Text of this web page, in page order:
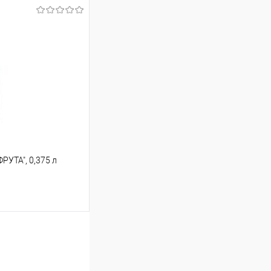
0,375 л